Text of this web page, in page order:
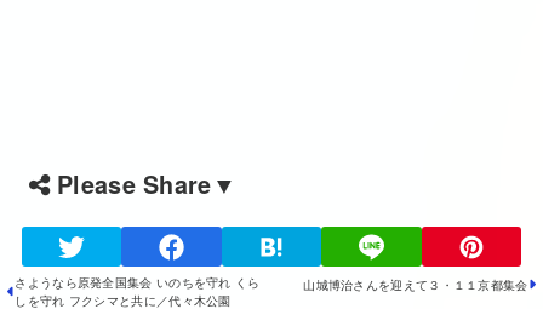
Please Share▼
山城博治さんを迎えて３・１１京都集会
さようなら原発全国集会 いのちを守れ くら
しを守れ フクシマと共に／代々木公園